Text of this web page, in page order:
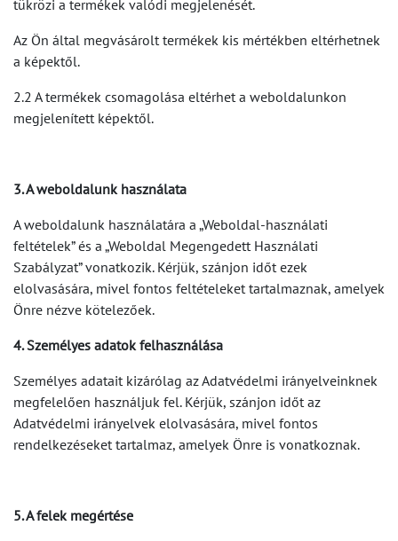
tükrözi a termékek valódi megjelenését.
Az Ön által megvásárolt termékek kis mértékben eltérhetnek
a képektől.
2.2 A termékek csomagolása eltérhet a weboldalunkon
megjelenített képektől.
3. A weboldalunk használata
A weboldalunk használatára a „Weboldal-használati
feltételek” és a „Weboldal Megengedett Használati
Szabályzat” vonatkozik. Kérjük, szánjon időt ezek
elolvasására, mivel fontos feltételeket tartalmaznak, amelyek
Önre nézve kötelezőek.
4. Személyes adatok felhasználása
Személyes adatait kizárólag az Adatvédelmi irányelveinknek
megfelelően használjuk fel. Kérjük, szánjon időt az
Adatvédelmi irányelvek elolvasására, mivel fontos
rendelkezéseket tartalmaz, amelyek Önre is vonatkoznak.
5. A felek megértése